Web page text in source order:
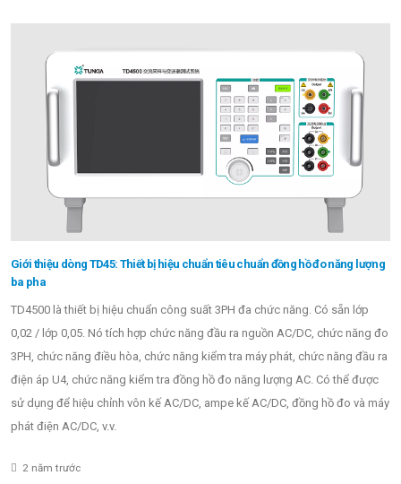
Giới thiệu dòng TD45: Thiết bị hiệu chuẩn tiêu chuẩn đồng hồ đo năng lượng
ba pha
TD4500 là thiết bị hiệu chuẩn công suất 3PH đa chức năng. Có sẵn lớp
0,02 / lớp 0,05. Nó tích hợp chức năng đầu ra nguồn AC/DC, chức năng đo
3PH, chức năng điều hòa, chức năng kiểm tra máy phát, chức năng đầu ra
điện áp U4, chức năng kiểm tra đồng hồ đo năng lượng AC. Có thể được
sử dụng để hiệu chỉnh vôn kế AC/DC, ampe kế AC/DC, đồng hồ đo và máy
phát điện AC/DC, v.v.
2 năm trước